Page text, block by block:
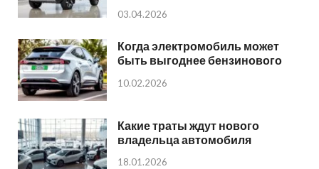
03.04.2026
Когда электромобиль может
быть выгоднее бензинового
10.02.2026
Какие траты ждут нового
владельца автомобиля
18.01.2026